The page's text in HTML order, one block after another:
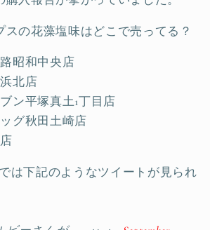
スの花藻塩味はどこで売ってる？
昭和中央店
北店
ン平塚真土1丁目店
グ秋田土崎店
は下記のようなツイートが見られ